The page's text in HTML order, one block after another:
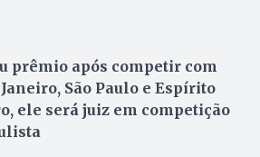
prêmio após competir com
São Paulo e Espírito
ele será juiz em competição